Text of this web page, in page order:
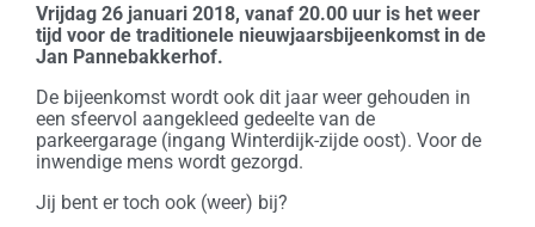
Vrijdag 26 januari 2018, vanaf 20.00 uur is het weer
tijd voor de traditionele nieuwjaarsbijeenkomst in de
Jan Pannebakkerhof.
De bijeenkomst wordt ook dit jaar weer gehouden in
een sfeervol aangekleed gedeelte van de
parkeergarage (ingang Winterdijk-zijde oost). Voor de
inwendige mens wordt gezorgd.
Jij bent er toch ook (weer) bij?